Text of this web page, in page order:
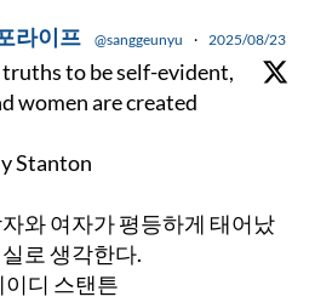
라이프 @sanggeunyu · 2025/08/23
to be self-evident,
women are created
Stanton
와 여자가 평등하게 태어났
로 생각한다.
디 스탠튼